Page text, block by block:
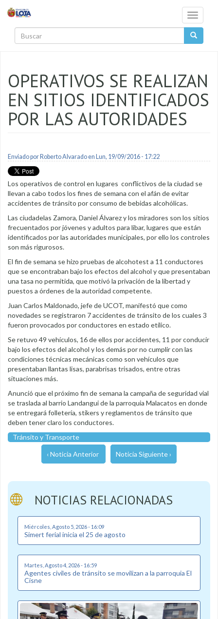
Toggle
OPERATIVOS SE REALIZAN
EN SITIOS IDENTIFICADOS
POR LAS AUTORIDADES
Enviado por Roberto Alvaradoen Lun, 19/09/2016 - 17:22
Los operativos de control en lugares conflictivos de la ciudad se
llevan a cabo todos los fines de semana con el afán de evitar
accidentes de tránsito por consumo de bebidas alcohólicas.
Las ciudadelas Zamora, Daniel Álvarez y los miradores son los sitios
frecuentados por jóvenes y adultos para libar, lugares que están
identificados por las autoridades municipales, por ello los controles
son más rigurosos.
El fin de semana se hizo pruebas de alcohotest a 11 conductores
que se encontraban bajo los efectos del alcohol y que presentaban
una tasa no permitida, que motivó la privación de la libertad y
puestos a órdenes de la autoridad competente.
Juan Carlos Maldonado, jefe de UCOT, manifestó que como
novedades se registraron 7 accidentes de tránsito de los cuales 3
fueron provocados por conductores en estado etílico.
Se retuvo 49 vehículos, 16 de ellos por accidentes, 11 por conducir
bajo los efectos del alcohol y los demás por no cumplir con las
condiciones técnicas mecánicas como son vehículos que
presentaban llantas lisas, parabrisas trisados, entre otras
situaciones más.
Anunció que el próximo fin de semana la campaña de seguridad vial
se traslada al barrio Landangui de la parroquia Malacatos en donde
se entregará folletería, stikers y reglamentos de tránsito que
deben tener claro los conductores.
Tránsito y Transporte
‹ Noticia Anterior Noticia Siguiente ›
NOTICIAS RELACIONADAS
Miércoles, Agosto 5, 2026 - 16:09
Simert ferial inicia el 25 de agosto
Martes, Agosto 4, 2026 - 16:59
Agentes civiles de tránsito se movilizan a la parroquia El
Cisne